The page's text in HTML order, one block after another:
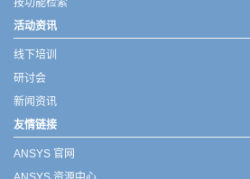
按功能检索
活动资讯
线下培训
研讨会
新闻资讯
友情链接
ANSYS 官网